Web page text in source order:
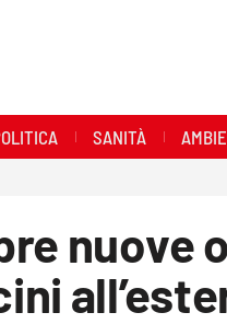
SANITÀ
nuove